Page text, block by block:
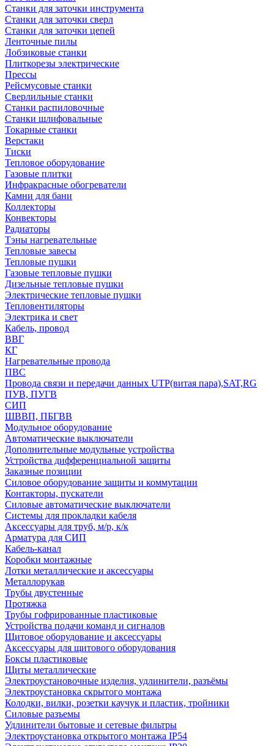
Станки для заточки инструмента
Станки для заточки сверл
Станки для заточки цепей
Ленточные пилы
Лобзиковые станки
Плиткорезы электрические
Прессы
Рейсмусовые станки
Сверлильные станки
Станки распиловочные
Станки шлифовальные
Токарные станки
Верстаки
Тиски
Тепловое оборудование
Газовые плитки
Инфракрасные обогреватели
Камни для бани
Коллекторы
Конвекторы
Радиаторы
Тэны нагревательные
Тепловые завесы
Тепловые пушки
Газовые тепловые пушки
Дизельные тепловые пушки
Электрические тепловые пушки
Тепловентиляторы
Электрика и свет
Кабель, провод
ВВГ
КГ
Нагревательные провода
ПВС
Провода связи и передачи данных UTP(витая пара),SAT,RG
ПУВ, ПУГВ
СИП
ШВВП, ПБГВВ
Модульное оборудование
Автоматические выключатели
Дополнительные модульные устройства
Устройства дифференциальной защиты
Заказные позиции
Силовое оборудование защиты и коммутации
Контакторы, пускатели
Силовые автоматические выключатели
Системы для прокладки кабеля
Аксессуары для труб, м/р, к/к
Арматура для СИП
Кабель-канал
Коробки монтажные
Лотки металлические и аксессуары
Металлорукав
Трубы двустенные
Протяжка
Трубы гофрированные пластиковые
Устройства подачи команд и сигналов
Щитовое оборудование и аксессуары
Аксессуары для щитового оборудования
Боксы пластиковые
Щиты металлические
Электроустановочные изделия, удлинители, разъёмы
Электроустановка скрытого монтажа
Колодки, вилки, розетки каучук и пластик, тройники
Силовые разъемы
Удлинители бытовые и сетевые фильтры
Электроустановка открытого монтажа IP54